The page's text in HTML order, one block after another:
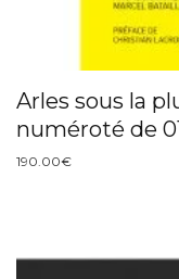
Arles sous la
numéroté de
190.00€